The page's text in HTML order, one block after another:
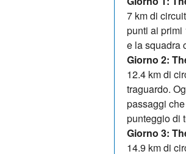
7 km di
punti ai primi
e la squadra
Giorno 2:
12.4 km di
traguardo.
passaggi
punteggio di
Giorno 3:
14.9 km di